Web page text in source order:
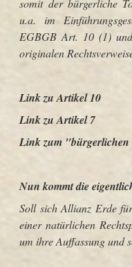
somit der bürgerliche
u.a. im
EGBGB Art. 10 (1)
originalen
Link zu Artikel 10
Link zu Artikel 7
Link zum
Nun kommt die
Soll sich Allianz Erde
einer natürlichen
um ihre Auffassung und